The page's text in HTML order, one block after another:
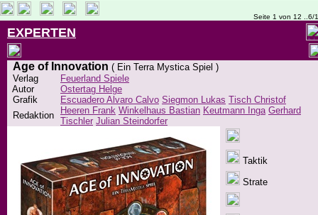
Seite 1 von 12 ..6/
EXPERTEN
Age of Innovation ( Ein Terra Mystica Spiel )
Verlag
Feuerland Spiele
Autor
Ostertag Helge
Grafik
Escuadero Alvaro Calvo Siegmon Lukas Tisch Christof
Redaktion
Heeren Frank Winkelhaus Bastian Keutmann Inga Gerhard
Tischler Julian Steindorfer
Taktik
Strate